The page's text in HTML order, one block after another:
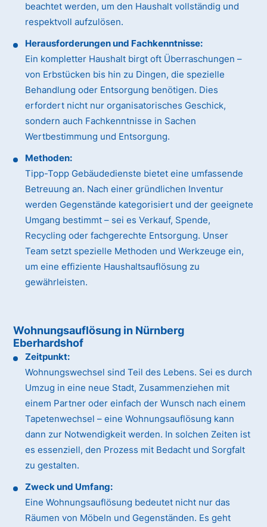
beachtet werden, um den Haushalt vollständig und
respektvoll aufzulösen.
Herausforderungen und Fachkenntnisse:
Ein kompletter Haushalt birgt oft Überraschungen –
von Erbstücken bis hin zu Dingen, die spezielle
Behandlung oder Entsorgung benötigen. Dies
erfordert nicht nur organisatorisches Geschick,
sondern auch Fachkenntnisse in Sachen
Wertbestimmung und Entsorgung.
Methoden:
Tipp-Topp Gebäudedienste bietet eine umfassende
Betreuung an. Nach einer gründlichen Inventur
werden Gegenstände kategorisiert und der geeignete
Umgang bestimmt – sei es Verkauf, Spende,
Recycling oder fachgerechte Entsorgung. Unser
Team setzt spezielle Methoden und Werkzeuge ein,
um eine effiziente Haushaltsauflösung zu
gewährleisten.
Wohnungsauflösung in Nürnberg
Eberhardshof
Zeitpunkt:
Wohnungswechsel sind Teil des Lebens. Sei es durch
Umzug in eine neue Stadt, Zusammenziehen mit
einem Partner oder einfach der Wunsch nach einem
Tapetenwechsel – eine Wohnungsauflösung kann
dann zur Notwendigkeit werden. In solchen Zeiten ist
es essenziell, den Prozess mit Bedacht und Sorgfalt
zu gestalten.
Zweck und Umfang:
Eine Wohnungsauflösung bedeutet nicht nur das
Räumen von Möbeln und Gegenständen. Es geht